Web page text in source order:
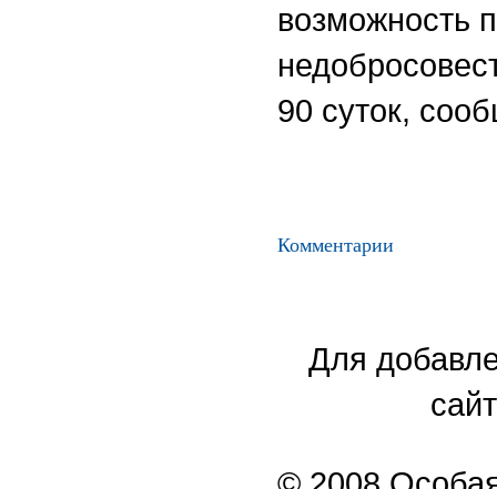
возможность
90 суток,
Комментарии
Для